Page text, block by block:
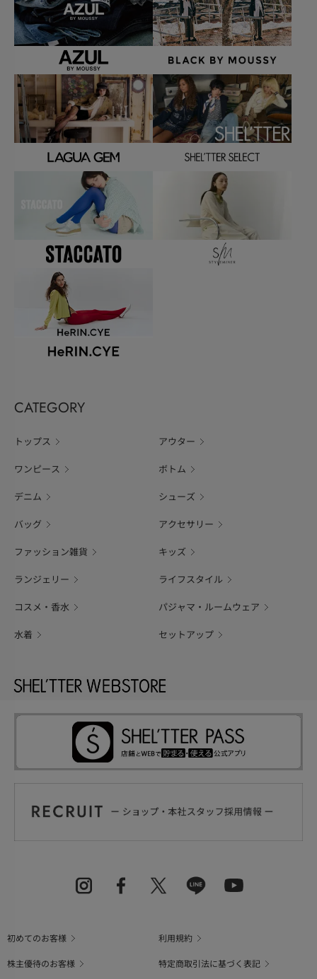
CATEGORY
トップス アウター
ワンピース ボトム
デニム シューズ
バッグ アクセサリー
ファッション雑貨 キッズ
ランジェリー ライフスタイル
コスメ・香水 パジャマ・ルームウェア
水着 セットアップ
初めてのお客様
利用規約
株主優待のお客様
特定商取引法に基づく表記